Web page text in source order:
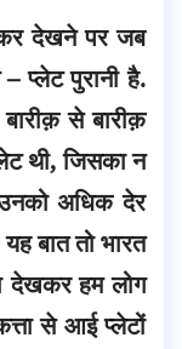
देखने पर जब
प्लेट पुरानी है.
से बारीक़
थी, जिसका न
अधिक देर
बात तो भारत
देखकर हम लोग
से आई प्लेटों